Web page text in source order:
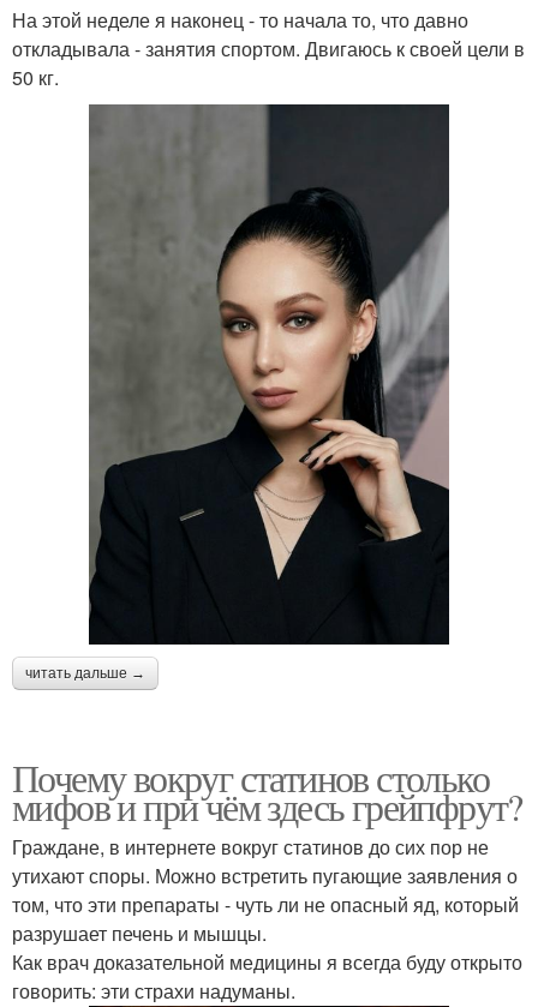
На этой неделе я наконец - то начала то, что давно
откладывала - занятия спортом. Двигаюсь к своей цели в
50 кг.
читать дальше →
Почему вокруг статинов столько
мифов и при чём здесь грейпфрут?
Граждане, в интернете вокруг статинов до сих пор не
утихают споры. Можно встретить пугающие заявления о
том, что эти препараты - чуть ли не опасный яд, который
разрушает печень и мышцы.
Как врач доказательной медицины я всегда буду открыто
говорить: эти страхи надуманы.